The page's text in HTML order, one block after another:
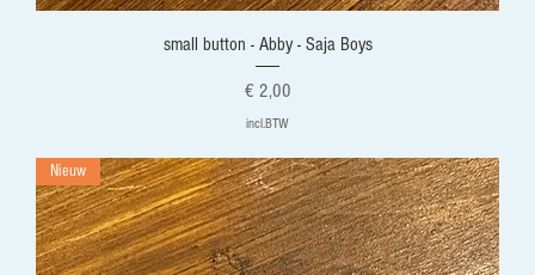
small button - Abby - Saja Boys
Prijs
€ 2,00
incl.BTW
Nieuw